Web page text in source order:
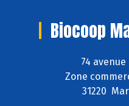
Biocoop
74
Zone
31220